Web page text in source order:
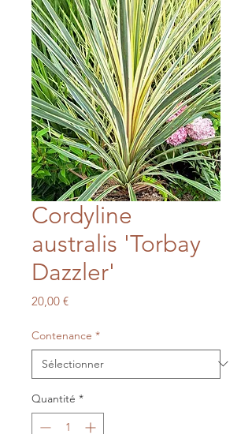
Cordyline
australis 'Torbay
Dazzler'
20,00 €Prix
Contenance *
Quantité *